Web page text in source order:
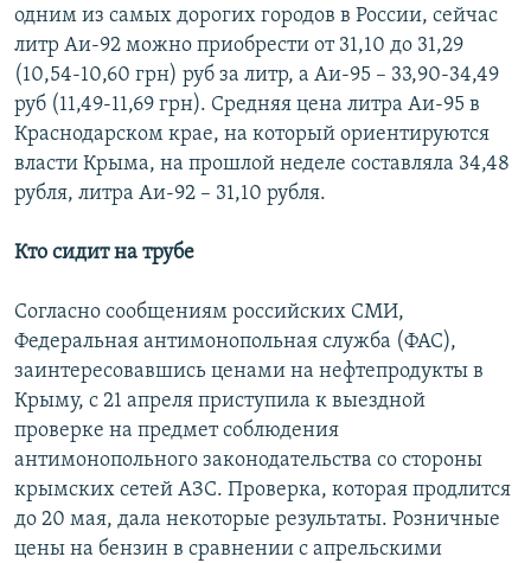
одним из самых дорогих городов в России, сейчас
литр Аи-92 можно приобрести от 31,10 до 31,29
(10,54-10,60 грн) руб за литр, а Аи-95 – 33,90-34,49
руб (11,49-11,69 грн). Средняя цена литра Аи-95 в
Краснодарском крае, на который ориентируются
власти Крыма, на прошлой неделе составляла 34,48
рубля, литра Аи-92 – 31,10 рубля.
Кто сидит на трубе
Согласно сообщениям российских СМИ,
Федеральная антимонопольная служба (ФАС),
заинтересовавшись ценами на нефтепродукты в
Крыму, с 21 апреля приступила к выездной
проверке на предмет соблюдения
антимонопольного законодательства со стороны
крымских сетей АЗС. Проверка, которая продлится
до 20 мая, дала некоторые результаты. Розничные
цены на бензин в сравнении с апрельскими